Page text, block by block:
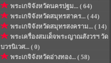
พระเกจิจังหวัดนครปฐม... ( 64)
พระเกจิจังหวัดสมุทรสาคร... ( 44)
พระเกจิจังหวัดสมุทรสงคราม... ( 14)
พระเครื่องสมเด็จพระญาณสังวรฯ วัด
บวรนิเวศ... ( 0)
พระเกจิจังหวัดอ่างทอง... ( 58)